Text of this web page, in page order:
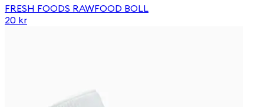
FRESH FOODS RAWFOOD BOLL
20 kr